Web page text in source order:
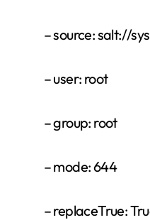
– source: salt://
– user: root
– group: root
– mode: 644
– replaceTrue: